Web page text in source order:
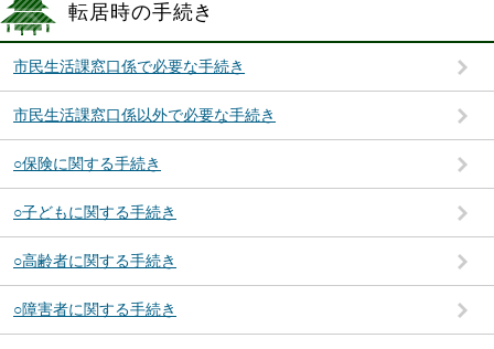
転居時の手続き
市民生活課窓口係で必要な手続き
市民生活課窓口係以外で必要な手続き
○保険に関する手続き
○子どもに関する手続き
○高齢者に関する手続き
○障害者に関する手続き